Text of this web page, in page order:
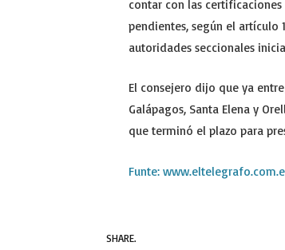
contar con las certificaciones
pendientes, según el artículo
autoridades seccionales
El consejero dijo que ya
Galápagos, Santa Elena y
que terminó el plazo para
Funte:
SHARE.